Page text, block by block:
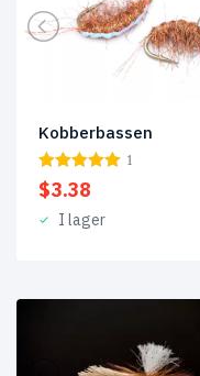
Kobberbassen
1
$3.38
I lager